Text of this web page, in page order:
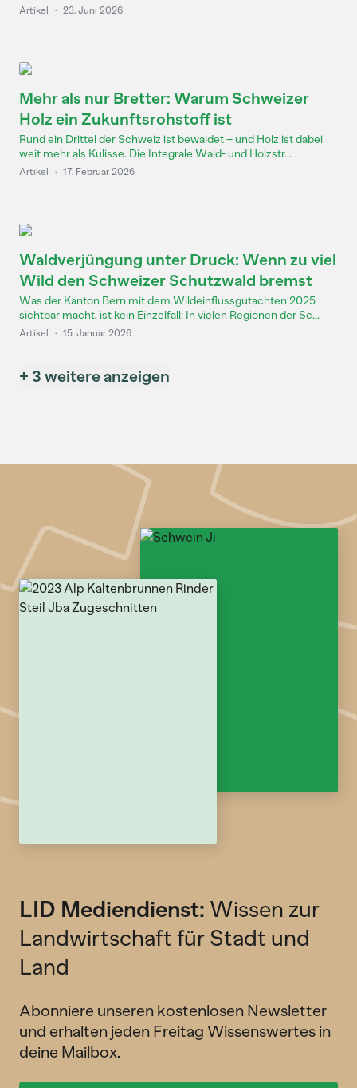
Artikel · 23. Juni 2026
Mehr als nur Bretter: Warum Schweizer
Holz ein Zukunftsrohstoff ist
Rund ein Drittel der Schweiz ist bewaldet – und Holz ist dabei
weit mehr als Kulisse. Die Integrale Wald- und Holzstr...
Artikel · 17. Februar 2026
Waldverjüngung unter Druck: Wenn zu viel
Wild den Schweizer Schutzwald bremst
Was der Kanton Bern mit dem Wildeinflussgutachten 2025
sichtbar macht, ist kein Einzelfall: In vielen Regionen der Sc...
Artikel · 15. Januar 2026
+ 3 weitere anzeigen
LID Mediendienst: Wissen zur
Landwirtschaft für Stadt und
Land
Abonniere unseren kostenlosen Newsletter
und erhalten jeden Freitag Wissenswertes in
deine Mailbox.